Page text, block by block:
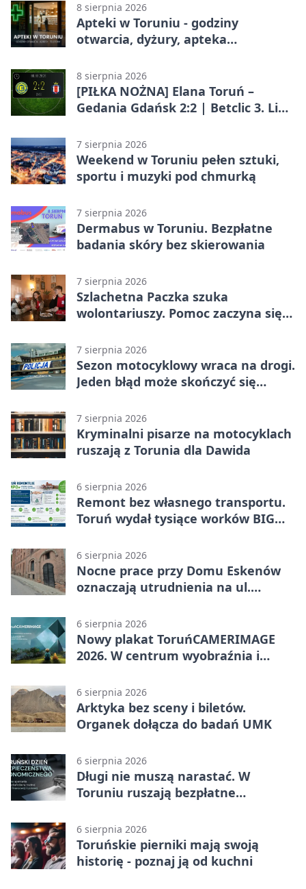
8 sierpnia 2026
Apteki w Toruniu - godziny
otwarcia, dyżury, apteka
8 sierpnia 2026
[PIŁKA NOŻNA] Elana Toruń –
Gedania Gdańsk 2:2 | Betclic 3. Liga
7 sierpnia 2026
Weekend w Toruniu pełen sztuki,
sportu i muzyki pod chmurką
7 sierpnia 2026
Dermabus w Toruniu. Bezpłatne
badania skóry bez skierowania
7 sierpnia 2026
Szlachetna Paczka szuka
wolontariuszy. Pomoc zaczyna się
7 sierpnia 2026
Sezon motocyklowy wraca na drogi.
Jeden błąd może skończyć się
7 sierpnia 2026
Kryminalni pisarze na motocyklach
ruszają z Torunia dla Dawida
6 sierpnia 2026
Remont bez własnego transportu.
Toruń wydał tysiące worków BIG
6 sierpnia 2026
Nocne prace przy Domu Eskenów
oznaczają utrudnienia na ul.
6 sierpnia 2026
Nowy plakat ToruńCAMERIMAGE
2026. W centrum wyobraźnia i
6 sierpnia 2026
Arktyka bez sceny i biletów.
Organek dołącza do badań UMK
6 sierpnia 2026
Długi nie muszą narastać. W
Toruniu ruszają bezpłatne
6 sierpnia 2026
Toruńskie pierniki mają swoją
historię - poznaj ją od kuchni